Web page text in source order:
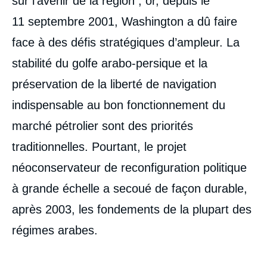
11 septembre 2001, Washington a dû faire
face à des défis stratégiques d’ampleur. La
stabilité du golfe arabo-persique et la
préservation de la liberté de navigation
indispensable au bon fonctionnement du
marché pétrolier sont des priorités
traditionnelles. Pourtant, le projet
néoconservateur de reconfiguration politique
à grande échelle a secoué de façon durable,
après 2003, les fondements de la plupart des
régimes arabes.